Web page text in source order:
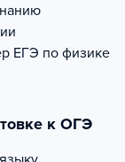
ЕГЭ по физике
к ОГЭ